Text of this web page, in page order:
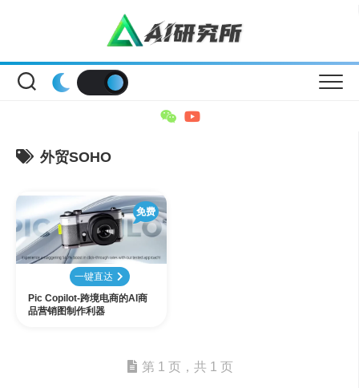
外贸SOHO
免费
一键直达
Pic Copilot-跨境电商的AI商
品营销图制作利器
第 1 页，共 1 页